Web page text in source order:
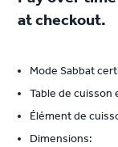
at checkout.
Mode Sabbat
Table de cuisson
Élément de
Dimensions: